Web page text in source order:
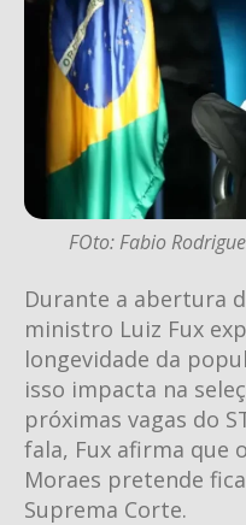
FOto: Fabio
Durante a abertura
ministro Luiz Fux
longevidade da
isso impacta na
próximas vagas do
fala, Fux afirma que
Moraes pretende
Suprema Corte.